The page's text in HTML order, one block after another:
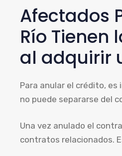
Afectados
Río
al adquirir
Para anular el crédito,
no puede separarse del
Una vez anulado el
contratos relacionados.